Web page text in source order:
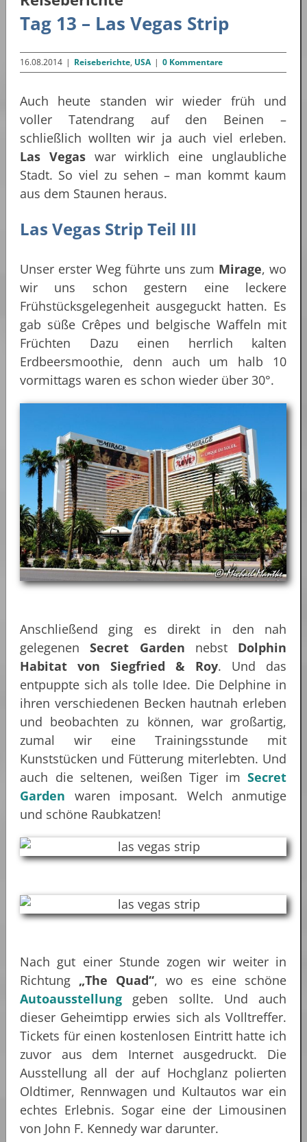
Tag 13 – Las Vegas Strip
16.08.2014 | Reiseberichte, USA | 0 Kommentare
Auch heute standen wir wieder früh und
voller Tatendrang auf den Beinen –
schließlich wollten wir ja auch viel erleben.
Las Vegas war wirklich eine unglaubliche
Stadt. So viel zu sehen – man kommt kaum
aus dem Staunen heraus.
Las Vegas Strip Teil III
Unser erster Weg führte uns zum Mirage, wo
wir uns schon gestern eine leckere
Frühstücksgelegenheit ausgeguckt hatten. Es
gab süße Crêpes und belgische Waffeln mit
Früchten Dazu einen herrlich kalten
Erdbeersmoothie, denn auch um halb 10
vormittags waren es schon wieder über 30°.
Anschließend ging es direkt in den nah
gelegenenSecret Garden nebst Dolphin
Habitat von Siegfried & Roy. Und das
entpuppte sich als tolle Idee. Die Delphine in
ihren verschiedenen Becken hautnah erleben
und beobachten zu können, war großartig,
zumal wir eine Trainingsstunde mit
Kunststücken und Fütterung miterlebten. Und
auch die seltenen, weißen Tiger im Secret
Garden waren imposant. Welch anmutige
und schöne Raubkatzen!
Nach gut einer Stunde zogen wir weiter in
Richtung „The Quad“, wo es eine schöne
Autoausstellung geben sollte. Und auch
dieser Geheimtipp erwies sich als Volltreffer.
Tickets für einen kostenlosen Eintritt hatte ich
zuvor aus dem Internet ausgedruckt. Die
Ausstellung all der auf Hochglanz polierten
Oldtimer, Rennwagen und Kultautos war ein
echtes Erlebnis. Sogar eine der Limousinen
von John F. Kennedy war darunter.